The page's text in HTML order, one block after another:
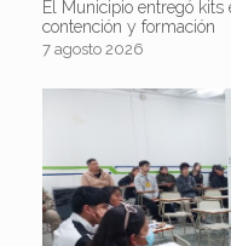
El Municipio entregó
contención y formación
7 agosto 2026